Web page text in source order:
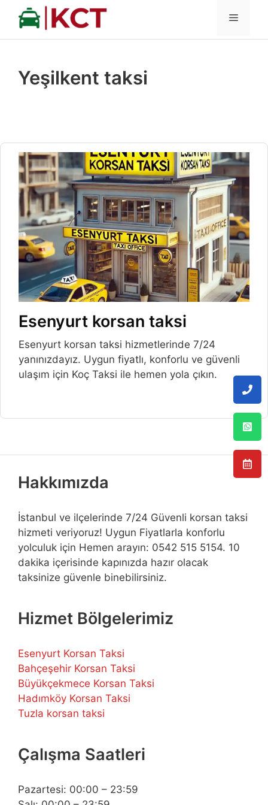
İçeriğe
MENÜ
Yeşilkent taksi
Esenyurt korsan taksi
Esenyurt korsan taksi hizmetlerinde 7/24
yanınızdayız. Uygun fiyatlı, konforlu ve güvenli
ulaşım için Koç Taksi ile hemen yola çıkın.
Hakkımızda
İstanbul ve ilçelerinde 7/24 Güvenli korsan taksi
hizmeti veriyoruz! Uygun Fiyatlarla konforlu
yolculuk için Hemen arayın: 0542 515 5154. 10
dakika içerisinde kapınızda hazır olacak
taksinize güvenle binebilirsiniz.
Hizmet Bölgelerimiz
Esenyurt Korsan Taksi
Bahçeşehir Korsan Taksi
Büyükçekmece Korsan Taksi
Hadımköy Korsan Taksi
Tuzla korsan taksi
Çalışma Saatleri
Pazartesi: 00:00 – 23:59